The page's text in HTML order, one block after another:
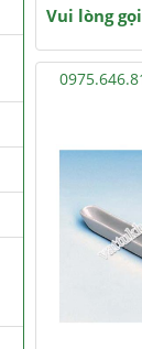
Vui lòng gọi